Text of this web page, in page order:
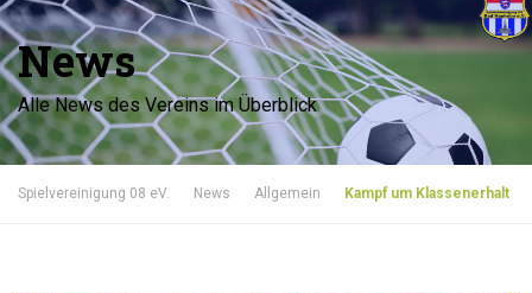
News
Alle News des Vereins im Überblick
Spielvereinigung 08 eV. News Allgemein Kampf um Klassenerhalt